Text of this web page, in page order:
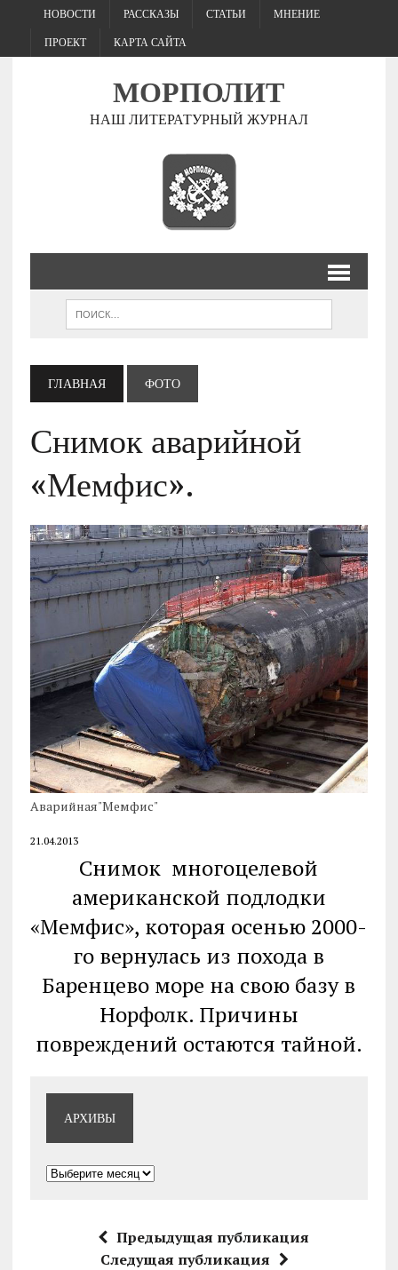
НОВОСТИ РАССКАЗЫ СТАТЬИ МНЕНИЕ
ПРОЕКТ КАРТА САЙТА
МОРПОЛИТ
НАШ ЛИТЕРАТУРНЫЙ ЖУРНАЛ
ГЛАВНАЯ ФОТО
Снимок аварийной
«Мемфис».
Аварийная"Мемфис"
21.04.2013
Снимок многоцелевой
американской подлодки
«Мемфис», которая осенью 2000-
го вернулась из похода в
Баренцево море на свою базу в
Норфолк. Причины
повреждений остаются тайной.
АРХИВЫ
Архивы
Предыдущая публикация
Следущая публикация